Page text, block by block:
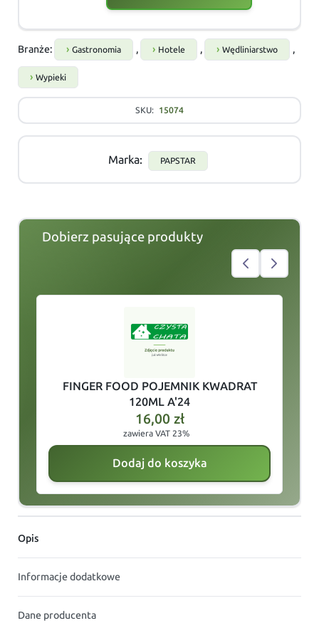
Branże: Gastronomia , Hotele , Wędliniarstwo ,
Wypieki
SKU: 15074
Marka: PAPSTAR
Dobierz pasujące produkty
FINGER FOOD POJEMNIK KWADRAT
120ML A'24
16,00 zł
zawiera VAT 23%
Dodaj do koszyka
Opis
Informacje dodatkowe
Dane producenta